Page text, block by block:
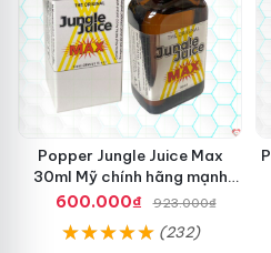
Popper Jungle Juice Max
30ml Mỹ chính hãng mạnh
hàng xách tay kích thích
600.000₫ 923.000₫
(232)